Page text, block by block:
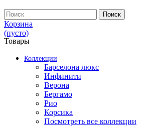
Поиск
Корзина
(пусто)
Товары
Коллекции
Барселона люкс
Инфинити
Верона
Бергамо
Рио
Корсика
Посмотреть все коллекции